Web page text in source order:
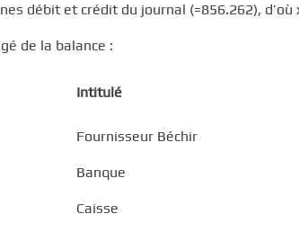
débit et crédit du journal (=856.262), d’où
de la balance :
Intitulé
Fournisseur Béchir
Banque
Caisse